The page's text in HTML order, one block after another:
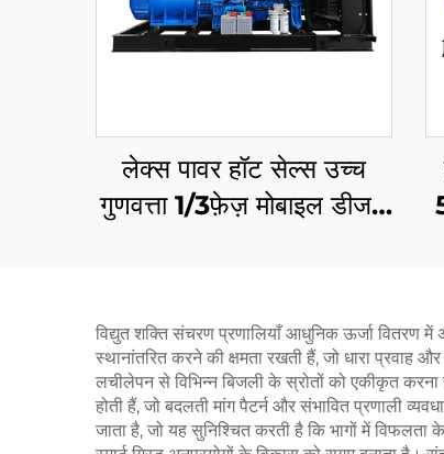
लेक्स पावर हॉट सेल्स उच्च
गुणवत्ता 1/3फ़ेज़ मोबाइल डीजल
विद्युत शक्ति संचरण प्रणालियाँ आधुनिक ऊर्जा वितरण
स्थानांतरित करने की क्षमता रखती हैं, जो धारा प्रवाह
लचीलेपन से विभिन्न बिजली के स्रोतों को एकीकृत
होती हैं, जो बदलती मांग पैटर्न और संभावित प्रणाली
जाता है, जो यह सुनिश्चित करती है कि भागों में विफलता